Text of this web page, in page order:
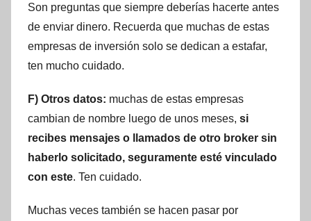
Son preguntas que siempre deberías hacerte antes
de enviar dinero. Recuerda que muchas de estas
empresas de inversión solo se dedican a estafar,
ten mucho cuidado.
F) Otros datos: muchas de estas empresas
cambian de nombre luego de unos meses, si
recibes mensajes o llamados de otro broker sin
haberlo solicitado, seguramente esté vinculado
con este. Ten cuidado.
Muchas veces también se hacen pasar por